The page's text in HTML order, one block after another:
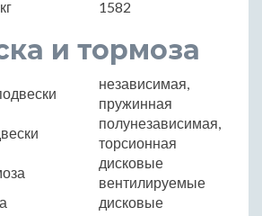
1582
и тормоза
независимая,
пружинная
полунезависимая,
торсионная
дисковые
вентилируемые
дисковые